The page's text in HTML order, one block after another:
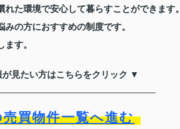
た環境で安心して暮らすことができます。
の方におすすめの制度です。
す。
見たい方はこちらをクリック ▼
買物件一覧へ進む